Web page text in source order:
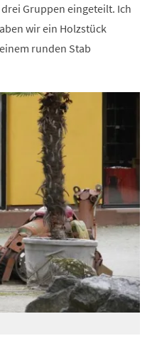
Gruppen eingeteilt. Ich
wir ein Holzstück
runden Stab